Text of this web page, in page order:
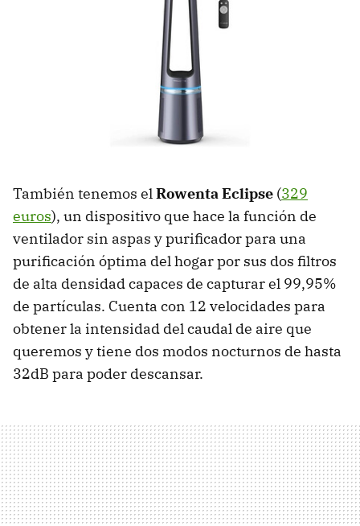
También tenemos elRowenta Eclipse (329
euros), un dispositivo que hace la función de
ventilador sin aspas y purificador para una
purificación óptima del hogar por sus dos filtros
de alta densidad capaces de capturar el 99,95%
de partículas. Cuenta con 12 velocidades para
obtener la intensidad del caudal de aire que
queremos y tiene dos modos nocturnos de hasta
32dB para poder descansar.